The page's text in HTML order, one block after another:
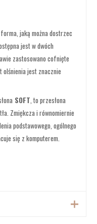
jaką można dostrzec
jest w dwóch
zastosowano cofnięte
olśnienia jest znacznie
SOFT, to przesłona
Zmiękcza i równomiernie
podstawowego, ogólnego
się z komputerem.